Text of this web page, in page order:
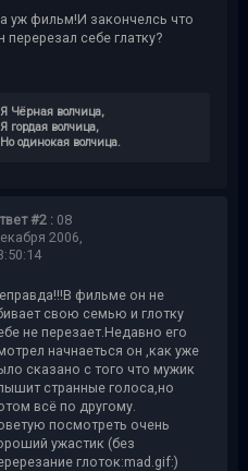
уж фильм!И закончелсь что
перерезал себе глатку?
Я Чёрная волчица,
Я гордая волчица,
Но одинокая волчица.
#2 :08
2006,
фильме он не
свою семью и глотку
не перезает.Недавно его
начнаеться он ,как уже
сказано с того что мужик
странные голоса,но
всё по другому.
посмотреть очень
ужастик (без
глоток:mad.gif:)